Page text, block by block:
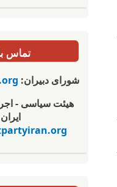
تماس
شورای دبیران:
هیئت سیاسی -